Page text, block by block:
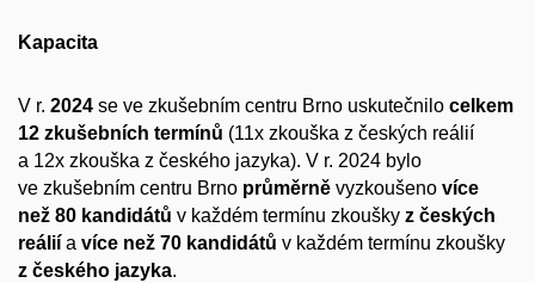
Kapacita
V r. 2024 se ve zkušebním centru Brno uskutečnilo celkem
12 zkušebních termínů (11x zkouška z českých reálií
a 12x zkouška z českého jazyka). V r. 2024 bylo
ve zkušebním centru Brno průměrně vyzkoušeno více
než 80 kandidátů v každém termínu zkoušky z českých
reálií a více než 70 kandidátů v každém termínu zkoušky
z českého jazyka.